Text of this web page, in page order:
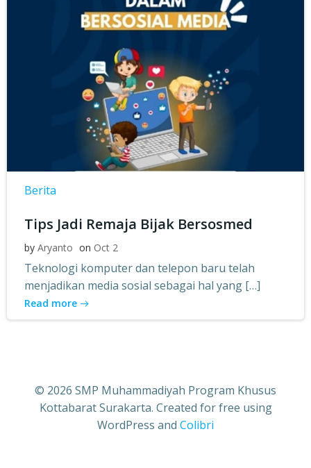
Berita
Tips Jadi Remaja Bijak Bersosmed
by Aryanto on Oct 2
Teknologi komputer dan telepon baru telah
menjadikan media sosial sebagai hal yang […]
Read more
© 2026 SMP Muhammadiyah Program Khusus
Kottabarat Surakarta. Created for free using
WordPress and Colibri